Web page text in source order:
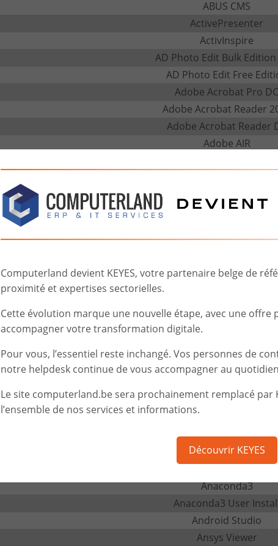
Computerland devient KEYES, votre partenaire belge de
proximité et expertises sectorielles.
Cette évolution marque une nouvelle étape, avec une
accompagner votre transformation digitale.
Pour vous, l’essentiel reste inchangé. Vos personnes de
notre helpdesk continue de vous accompagner au
Le site computerland.be sera prochainement remplacé par
l’ensemble de nos services et informations.
Découvrir KEYES
ABUS CMS
ActivePresenter
ActivInspire
AD Photo Edit Bulk
AD Photo Edit Free
Adobe Acrobat Pro DC
Adobe Acrobat Reader
Adobe Acrobat Reader
Adobe AIR
AI Starter
Algodoo
All-in-One Messenger
Allway Sync
Altec DataPrint
Altova XMLSpy MissionKit
Amazon Corretto 11
Amazon Corretto 16
Amazon Corretto 17
Amazon Corretto 8
Anaconda3
Anaconda3 User
Android Studio
Ansys Viewer